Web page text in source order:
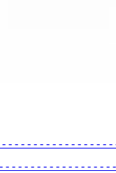
- - - - - - - - - - - - - - - -
- - - - - - - - - - - - - - - - -